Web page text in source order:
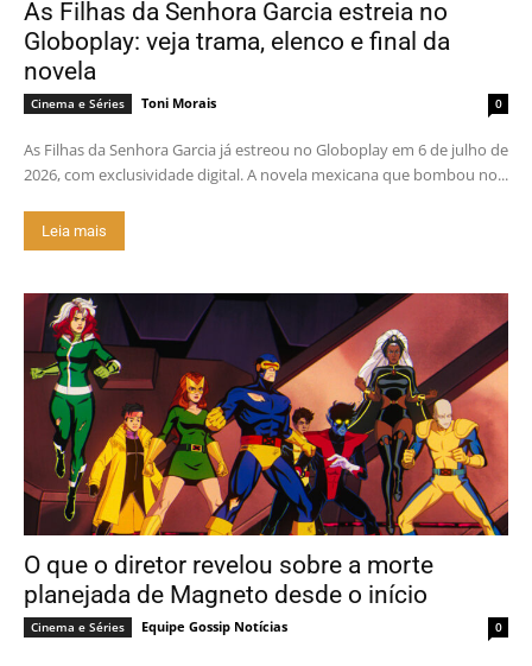
As Filhas da Senhora Garcia estreia no
Globoplay: veja trama, elenco e final da
novela
Cinema e Séries Toni Morais 0
As Filhas da Senhora Garcia já estreou no Globoplay em 6 de julho de
2026, com exclusividade digital. A novela mexicana que bombou no...
Leia mais
O que o diretor revelou sobre a morte
planejada de Magneto desde o início
Cinema e Séries Equipe Gossip Notícias 0